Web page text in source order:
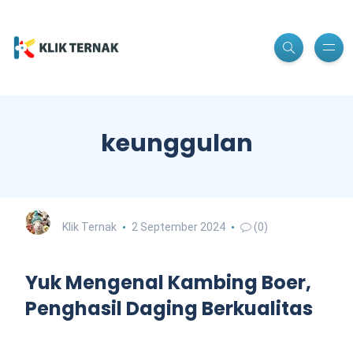
keunggulan
Klik Ternak 2 September 2024 (0)
Yuk Mengenal Kambing Boer,
Penghasil Daging Berkualitas